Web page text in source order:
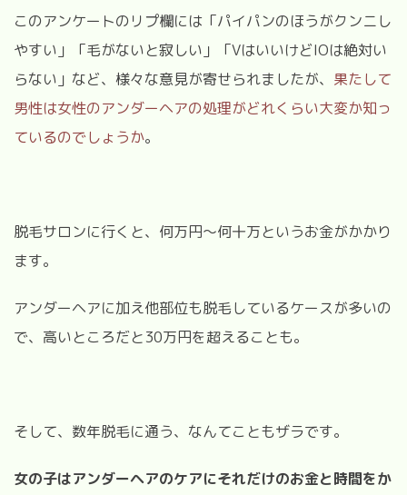
このアンケートのリプ欄には「パイパンのほうがクンニし
やすい」「毛がないと寂しい」「VはいいけどIOは絶対い
らない」など、様々な意見が寄せられましたが、 果たして
男性は女性のアンダーヘアの処理がどれくらい大変か知っ
ているのでしょうか。
脱毛サロンに行くと、何万円～何十万というお金がかかり
ます。
アンダーヘアに加え他部位も脱毛しているケースが多いの
で、高いところだと30万円を超えることも。
そして、数年脱毛に通う、なんてこともザラです。
女の子はアンダーヘアのケアにそれだけのお金と時間をか